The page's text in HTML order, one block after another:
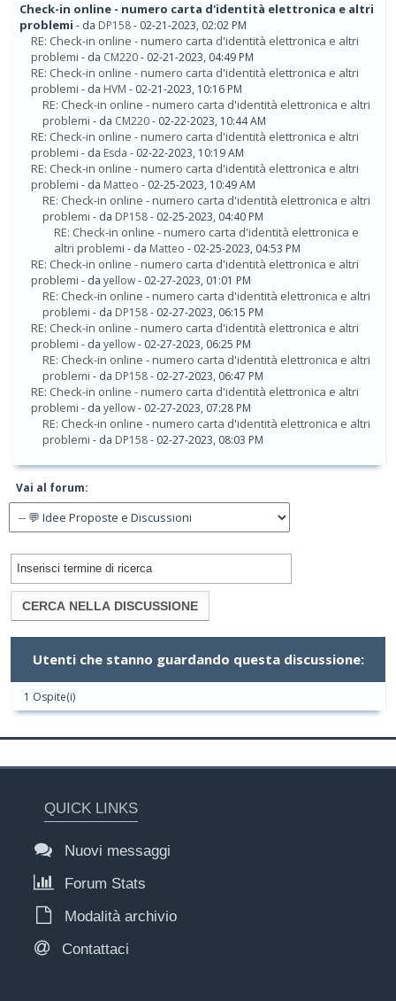
Check-in online - numero carta d'identità elettronica e altri
problemi - da DP158- 02-21-2023, 02:02 PM
RE: Check-in online - numero carta d'identità elettronica e altri
problemi - da CM220- 02-21-2023, 04:49 PM
RE: Check-in online - numero carta d'identità elettronica e altri
problemi - da HVM - 02-21-2023, 10:16 PM
RE: Check-in online - numero carta d'identità elettronica e altri
problemi - da CM220- 02-22-2023, 10:44 AM
RE: Check-in online - numero carta d'identità elettronica e altri
problemi - da Esda - 02-22-2023, 10:19 AM
RE: Check-in online - numero carta d'identità elettronica e altri
problemi - da Matteo - 02-25-2023, 10:49 AM
RE: Check-in online - numero carta d'identità elettronica e altri
problemi - da DP158- 02-25-2023, 04:40 PM
RE: Check-in online - numero carta d'identità elettronica e
altri problemi - da Matteo - 02-25-2023, 04:53 PM
RE: Check-in online - numero carta d'identità elettronica e altri
problemi - da yellow- 02-27-2023, 01:01 PM
RE: Check-in online - numero carta d'identità elettronica e altri
problemi - da DP158- 02-27-2023, 06:15 PM
RE: Check-in online - numero carta d'identità elettronica e altri
problemi - da yellow- 02-27-2023, 06:25 PM
RE: Check-in online - numero carta d'identità elettronica e altri
problemi - da DP158- 02-27-2023, 06:47 PM
RE: Check-in online - numero carta d'identità elettronica e altri
problemi - da yellow- 02-27-2023, 07:28 PM
RE: Check-in online - numero carta d'identità elettronica e altri
problemi - da DP158- 02-27-2023, 08:03 PM
Vai al forum:
Utenti che stanno guardando questa discussione:
1 Ospite(i)
QUICK LINKS
Nuovi messaggi
Forum Stats
Modalità archivio
Contattaci